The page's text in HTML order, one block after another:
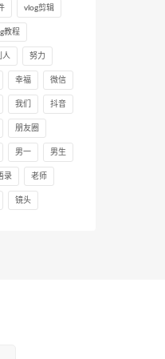
vlog剪辑
教程
人 努力
幸福 微信
我们 抖音
朋友圈
男一 男生
录 老师
镜头